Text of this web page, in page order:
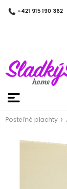
+421 915 190 362
Posteľné plachty